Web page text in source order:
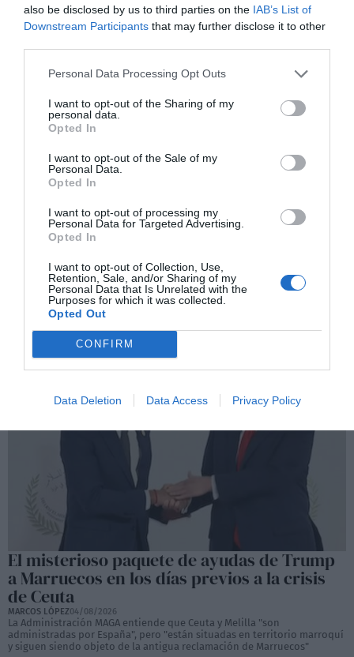
also be disclosed by us to third parties on the IAB’s List of
Downstream Participants that may further disclose it to other
Personal Data Processing Opt Outs
I want to opt-out of the Sharing of my
personal data.
Opted In
I want to opt-out of the Sale of my
Personal Data.
Opted In
I want to opt-out of processing my
Personal Data for Targeted Advertising.
Opted In
I want to opt-out of Collection, Use,
Retention, Sale, and/or Sharing of my
Personal Data that Is Unrelated with the
Purposes for which it was collected.
Opted Out
CONFIRM
Data Deletion Data Access Privacy Policy
El juez Peinado devuelve a la Fiscalía
Europea la parte del caso Begoña Gómez
relacionada con los fondos de la UE
MARCOS LÓPEZ
El magistrado acusa a la esposa de Pedro Sánchez de
tráfico de influencias y malversación
El misterioso paquete de ayudas de Trump
a Marruecos en los días previos a la crisis
de Ceuta
MARCOS LÓPEZ04/08/2026
La Administración MAGA entiende que Ceuta y Melilla "son
administradas por España", pero "están situadas en territorio marroquí
y siguen siendo objeto de la antigua reclamación de Marruecos"